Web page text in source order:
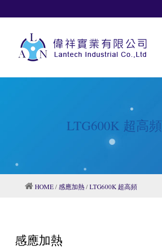
LTG600K 超高頻
HOME/感應加熱/LTG600K 超高頻
感應加熱